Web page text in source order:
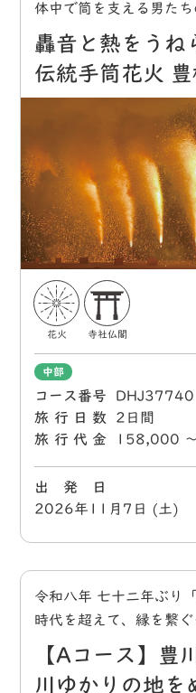
体中で筒を支える男た
轟音と熱をうね
伝統手筒花火
花火 寺社仏閣
中部
コース番号
DHJ37740
旅行日数
2日間
旅行代金
158,000
出 発 日
2026年11月7日 (土)
令和八年 七十二年ぶり
時代を超えて、縁を繋ぐ
【Aコース】豊
川ゆかりの地を